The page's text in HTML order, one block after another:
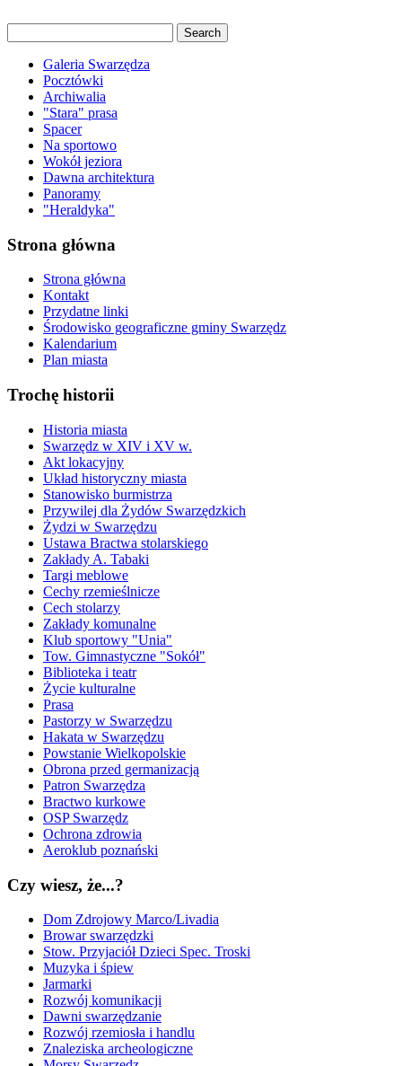
Galeria Swarzędza
Pocztówki
Archiwalia
"Stara" prasa
Spacer
Na sportowo
Wokół jeziora
Dawna architektura
Panoramy
"Heraldyka"
Strona główna
Strona główna
Kontakt
Przydatne linki
Środowisko geograficzne gminy Swarzędz
Kalendarium
Plan miasta
Trochę historii
Historia miasta
Swarzędz w XIV i XV w.
Akt lokacyjny
Układ historyczny miasta
Stanowisko burmistrza
Przywilej dla Żydów Swarzędzkich
Żydzi w Swarzędzu
Ustawa Bractwa stolarskiego
Zakłady A. Tabaki
Targi meblowe
Cechy rzemieślnicze
Cech stolarzy
Zakłady komunalne
Klub sportowy "Unia"
Tow. Gimnastyczne "Sokół"
Biblioteka i teatr
Życie kulturalne
Prasa
Pastorzy w Swarzędzu
Hakata w Swarzędzu
Powstanie Wielkopolskie
Obrona przed germanizacją
Patron Swarzędza
Bractwo kurkowe
OSP Swarzędz
Ochrona zdrowia
Aeroklub poznański
Czy wiesz, że...?
Dom Zdrojowy Marco/Livadia
Browar swarzędzki
Stow. Przyjaciół Dzieci Spec. Troski
Muzyka i śpiew
Jarmarki
Rozwój komunikacji
Dawni swarzędzanie
Rozwój rzemiosła i handlu
Znaleziska archeologiczne